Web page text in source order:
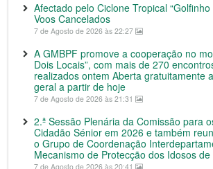
Afectado pelo Ciclone Tropical
Voos Cancelados
7 de Agosto de 2026 às 22:27
A GMBPF promove a cooperação no
Dois Locais”, com mais de 270
realizados ontem Aberta gratuitamente
geral a partir de hoje
7 de Agosto de 2026 às 21:31
2.ª Sessão Plenária da Comissão para
Cidadão Sénior em 2026 e também
o Grupo de Coordenação
Mecanismo de Protecção dos Idosos de
7 de Agosto de 2026 às 20:41